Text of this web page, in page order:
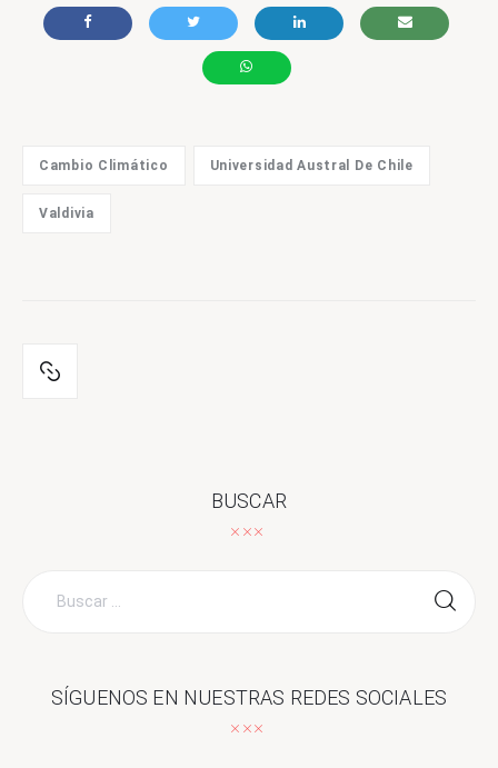
Cambio Climático Universidad Austral De Chile
Valdivia
BUSCAR
SÍGUENOS EN NUESTRAS REDES SOCIALES